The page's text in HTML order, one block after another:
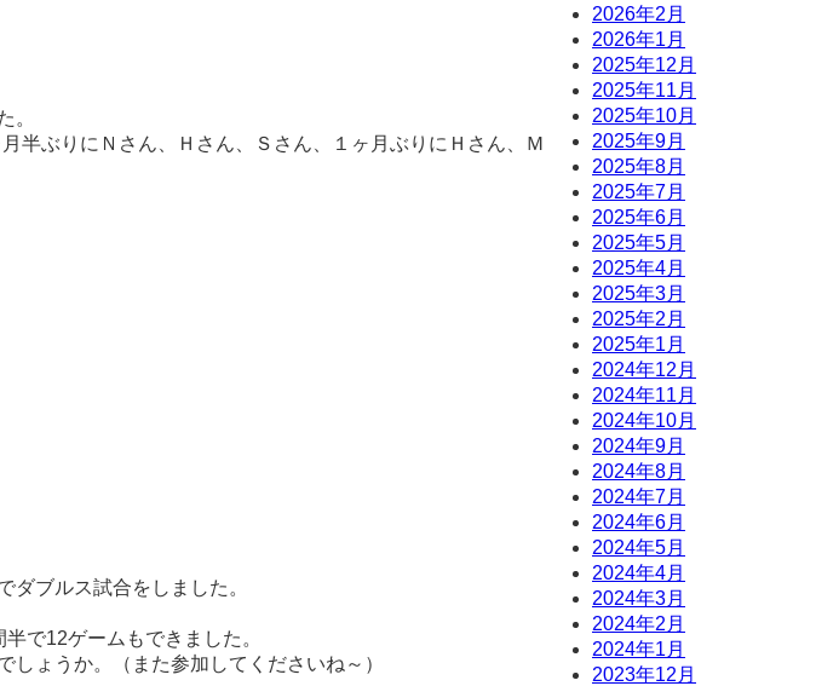
。
半ぶりにＮさん、Ｈさん、Ｓさん、１ヶ月ぶりにＨさん、Ｍ
ダブルス試合をしました。
で12ゲームもできました。
ょうか。（また参加してくださいね～）
2026年2月
2026年1月
2025年12月
2025年11月
2025年10月
2025年9月
2025年8月
2025年7月
2025年6月
2025年5月
2025年4月
2025年3月
2025年2月
2025年1月
2024年12月
2024年11月
2024年10月
2024年9月
2024年8月
2024年7月
2024年6月
2024年5月
2024年4月
2024年3月
2024年2月
2024年1月
2023年12月